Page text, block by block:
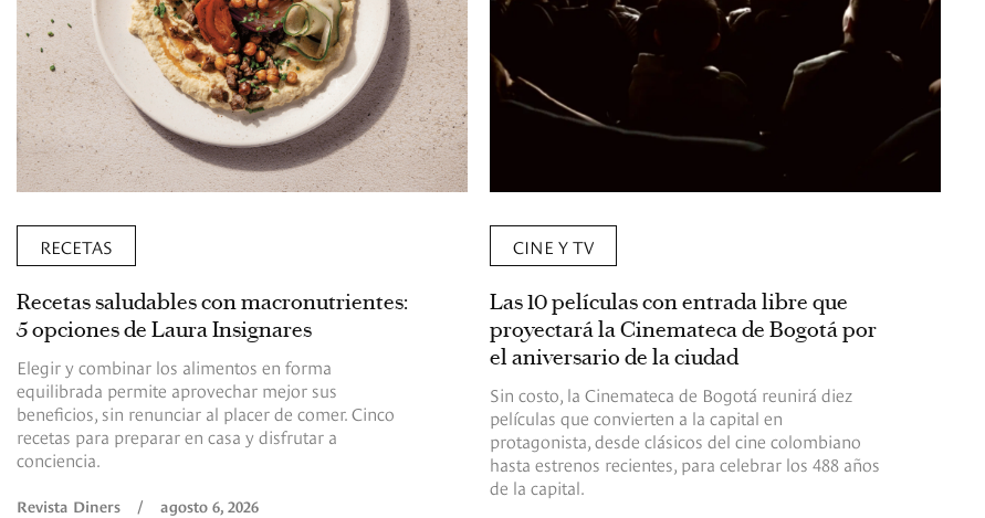
RECETAS
Recetas saludables con macronutrientes:
5 opciones de Laura Insignares
Elegir y combinar los alimentos en forma
equilibrada permite aprovechar mejor sus
beneficios, sin renunciar al placer de comer. Cinco
recetas para preparar en casa y disfrutar a
conciencia.
Revista Diners / agosto 6, 2026
CINE Y TV
Las 10 películas con entrada libre que
proyectará la Cinemateca de Bogotá por
el aniversario de la ciudad
Sin costo, la Cinemateca de Bogotá reunirá diez
películas que convierten a la capital en
protagonista, desde clásicos del cine colombiano
hasta estrenos recientes, para celebrar los 488 años
de la capital.